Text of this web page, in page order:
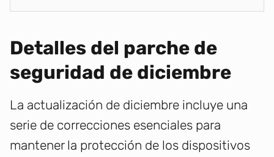
Detalles del parche de
seguridad de diciembre
La actualización de diciembre incluye una
serie de correcciones esenciales para
mantener la protección de los dispositivos